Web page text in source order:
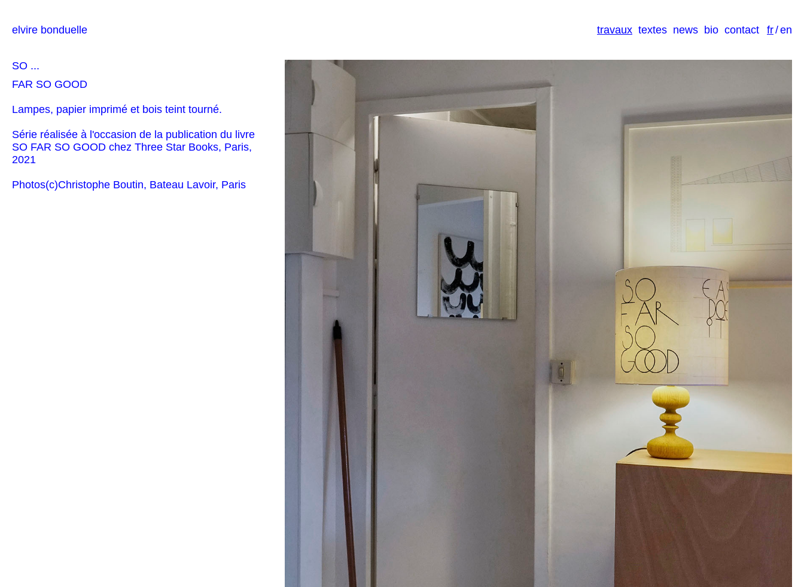
elvire bonduelle travaux textes news bio contact fr/en
SO ...
FAR SO GOOD
Lampes, papier imprimé et bois teint tourné.
Série réalisée à l'occasion de la publication du livre
SO FAR SO GOOD chez Three Star Books, Paris,
2021
Photos(c)Christophe Boutin, Bateau Lavoir, Paris